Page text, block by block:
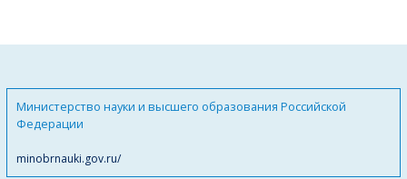
Министерство науки и высшего образования Российской
Федерации
minobrnauki.gov.ru/